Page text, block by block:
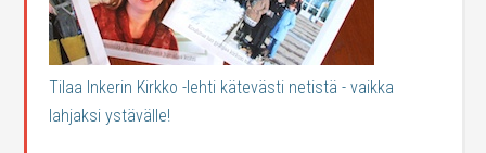
Tilaa Inkerin Kirkko -lehti kätevästi netistä - vaikka
lahjaksi ystävälle!